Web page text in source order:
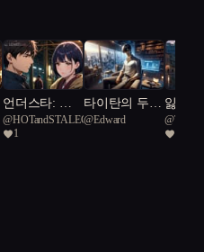
언더스타: 금
지된 별들의
연대기
@HOTandSTALECOLA
1
타이탄의 두
얼굴: 인간의
@Edward
잃어
의 유
@THE